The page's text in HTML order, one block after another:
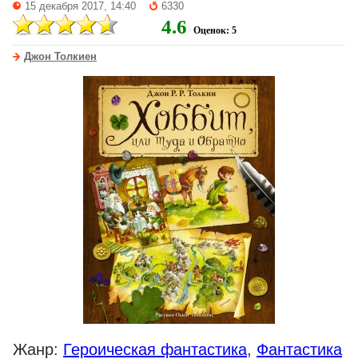
15 декабря 2017, 14:40 6330
4.6 Оценок: 5
Джон Толкиен
Жанр: Героическая фантастика, Фантастика